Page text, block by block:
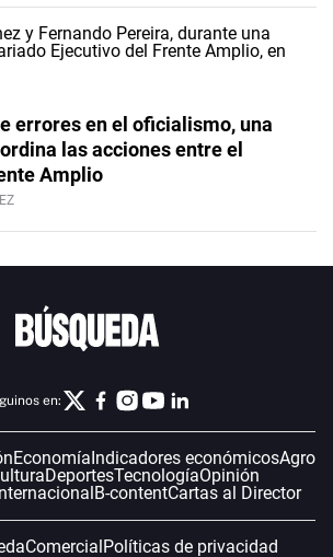
errores en el oficialismo, una
las acciones entre el
Amplio
en:
EconomíaIndicadores económicosAgro
DeportesTecnologíaOpinión
B-contentCartas al Director
ComercialPolíticas de privacidad